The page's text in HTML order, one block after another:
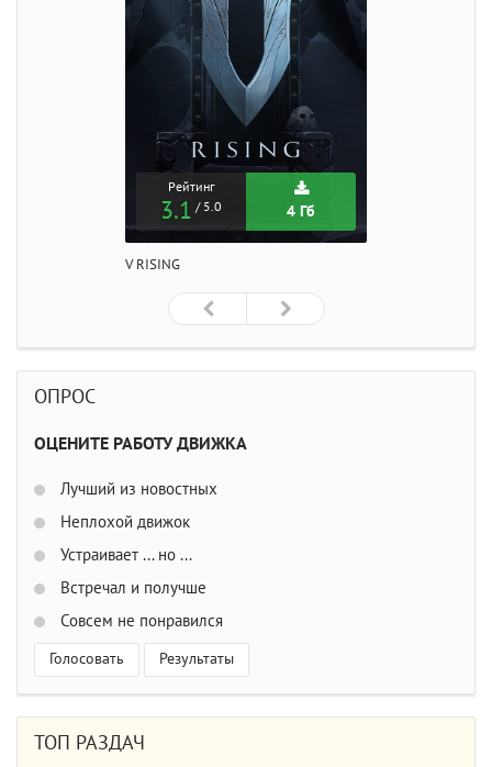
Рейтинг
3.1 / 5.0 4 Гб
V RISING
ОПРОС
ОЦЕНИТЕ РАБОТУ ДВИЖКА
Лучший из новостных
Неплохой движок
Устраивает ... но ...
Встречал и получше
Совсем не понравился
Голосовать Результаты
ТОП РАЗДАЧ